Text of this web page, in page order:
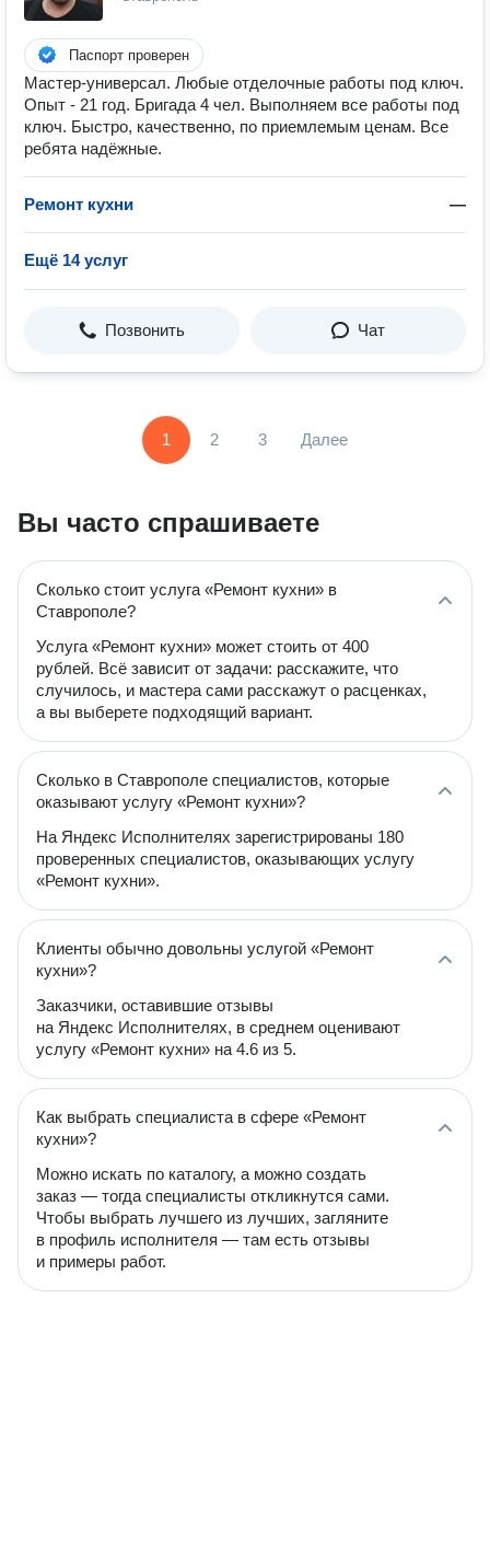
Паспорт проверен
Мастер-универсал. Любые отделочные работы под ключ.
Опыт - 21 год. Бригада 4 чел. Выполняем все работы под
ключ. Быстро, качественно, по приемлемым ценам. Все
ребята надёжные.
Ремонт кухни —
Ещё 14 услуг
Позвонить Чат
1 2 3 Далее
Вы часто спрашиваете
Сколько стоит услуга «Ремонт кухни» в
Ставрополе?
Услуга «Ремонт кухни» может стоить от 400
рублей. Всё зависит от задачи: расскажите, что
случилось, и мастера сами расскажут о расценках,
а вы выберете подходящий вариант.
Сколько в Ставрополе специалистов, которые
оказывают услугу «Ремонт кухни»?
На Яндекс Исполнителях зарегистрированы 180
проверенных специалистов, оказывающих услугу
«Ремонт кухни».
Клиенты обычно довольны услугой «Ремонт
кухни»?
Заказчики, оставившие отзывы
на Яндекс Исполнителях, в среднем оценивают
услугу «Ремонт кухни» на 4.6 из 5.
Как выбрать специалиста в сфере «Ремонт
кухни»?
Можно искать по каталогу, а можно создать
заказ — тогда специалисты откликнутся сами.
Чтобы выбрать лучшего из лучших, загляните
в профиль исполнителя — там есть отзывы
и примеры работ.